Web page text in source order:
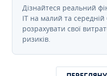
Дізнайтеся реальний
IT на малий та середній
розрахувати свої
ризиків.